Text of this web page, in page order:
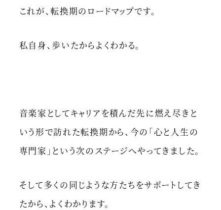
これが、転換期のロードマップです。
私自身、歩いたからよくわかる。
音楽家としてキャリアを積んだ先に燃え尽きと
いう形で訪れた転換期から、今の「心と人生の
専門家」という次のステージへやってきました。
そして多くの同じような方たちをサポートしてき
たから、よくわかります。